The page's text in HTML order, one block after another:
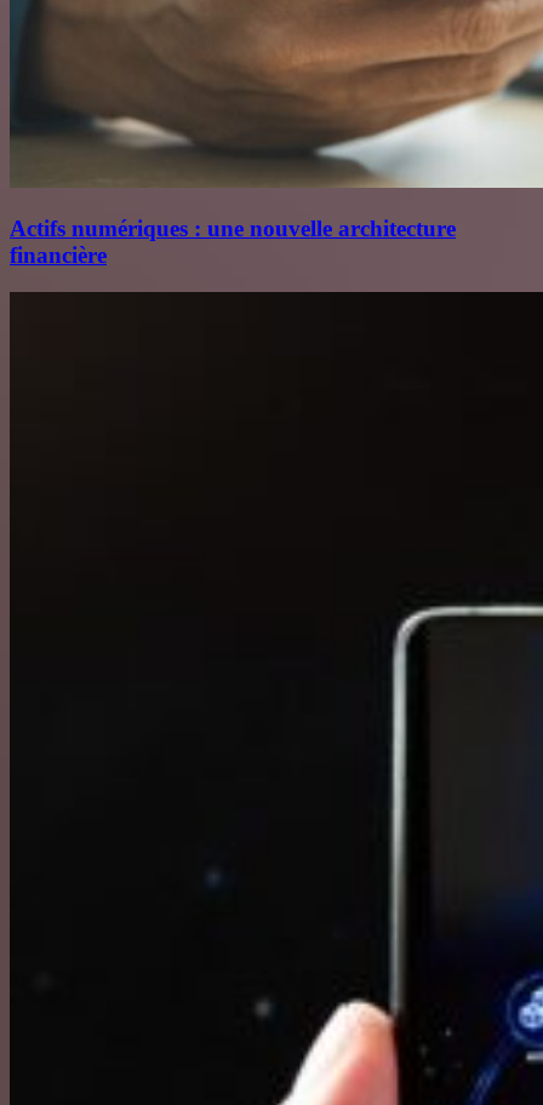
Actifs numériques : une nouvelle architecture
financière